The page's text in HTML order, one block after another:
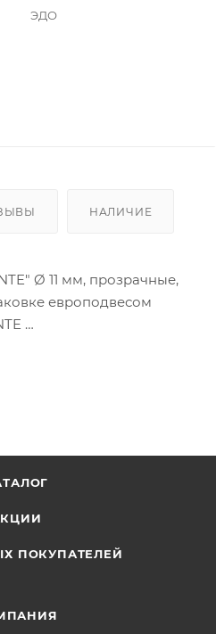
ЭДО
НАЛИЧИЕ
Ø 11 мм, прозрачные,
европодвесом
ПОКУПАТЕЛЕЙ